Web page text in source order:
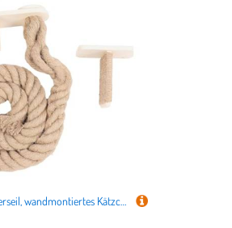
Katzenkletterseil, wandmontiertes Kätzchen-Turm-Spielzeug mit Sprungleiter, Kratz- und Pfotenschleifmöbel für Indoor-Katzen, platzsparendes Ausruhen, 173 x 19 x 12 cm